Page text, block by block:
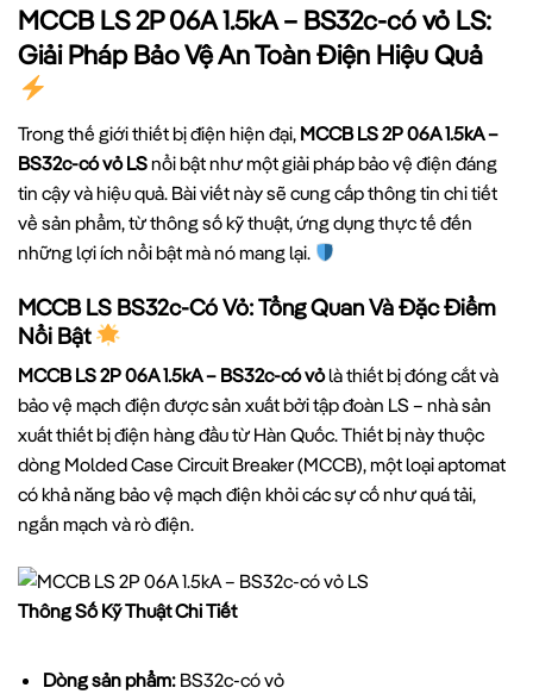
MCCB LS 2P 06A 1.5kA – BS32c-có vỏ LS:
Giải Pháp Bảo Vệ An Toàn Điện Hiệu Quả
Trong thế giới thiết bị điện hiện đại, MCCB LS 2P 06A 1.5kA –
BS32c-có vỏ LSnổi bật như một giải pháp bảo vệ điện đáng
tin cậy và hiệu quả. Bài viết này sẽ cung cấp thông tin chi tiết
về sản phẩm, từ thông số kỹ thuật, ứng dụng thực tế đến
những lợi ích nổi bật mà nó mang lại.
MCCB LS BS32c-Có Vỏ: Tổng Quan Và Đặc Điểm
Nổi Bật
MCCB LS 2P 06A 1.5kA – BS32c-có vỏlà thiết bị đóng cắt và
bảo vệ mạch điện được sản xuất bởi tập đoàn LS – nhà sản
xuất thiết bị điện hàng đầu từ Hàn Quốc. Thiết bị này thuộc
dòng Molded Case Circuit Breaker (MCCB), một loại aptomat
có khả năng bảo vệ mạch điện khỏi các sự cố như quá tải,
ngắn mạch và rò điện.
Thông Số Kỹ Thuật Chi Tiết
Dòng sản phẩm:BS32c-có vỏ